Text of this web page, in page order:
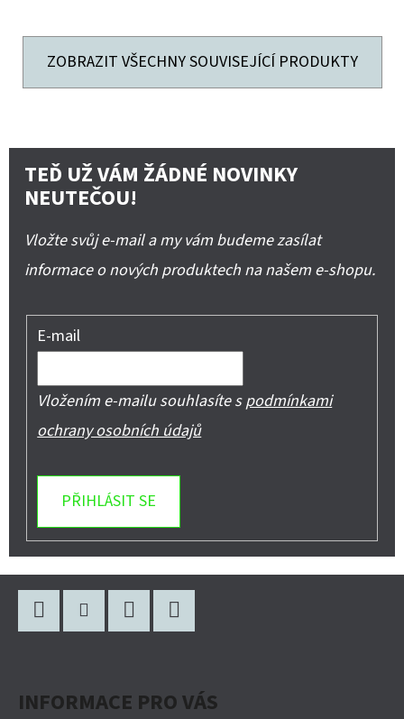
ZOBRAZIT VŠECHNY SOUVISEJÍCÍ PRODUKTY
TEĎ UŽ VÁM ŽÁDNÉ NOVINKY
NEUTEČOU!
Vložte svůj e-mail a my vám budeme zasílat
informace o nových produktech na našem e-shopu.
E-mail
Vložením e-mailu souhlasíte spodmínkami
ochrany osobních údajů
PŘIHLÁSIT SE
INFORMACE PRO VÁS